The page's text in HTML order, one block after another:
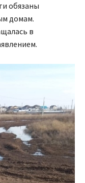
обязаны
домам.
в